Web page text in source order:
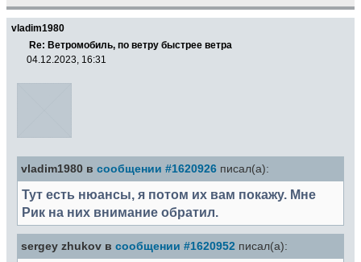
vladim1980
Re: Ветромобиль, по ветру быстрее ветра
04.12.2023, 16:31
vladim1980 в сообщении #1620926 писал(а):
Тут есть нюансы, я потом их вам покажу. Мне
Рик на них внимание обратил.
sergey zhukov в сообщении #1620952 писал(а):